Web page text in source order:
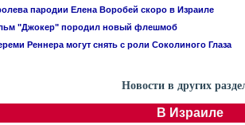
пародии Елена Воробей скоро в Израиле
"Джокер" породил новый флешмоб
Реннера могут снять с роли Соколиного Глаза
Новости в других
В Израиле